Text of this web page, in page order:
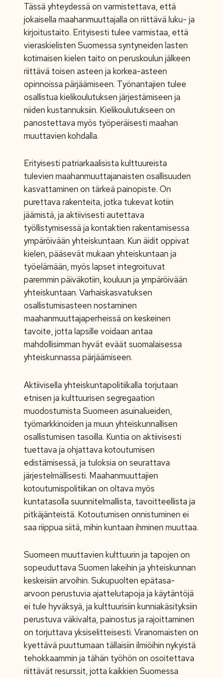
Tässä yhteydessä on varmistettava, että
jokaisella maahanmuuttajalla on riittävä luku- ja
kirjoitustaito. Erityisesti tulee varmistaa, että
vieraskielisten Suomessa syntyneiden lasten
kotimaisen kielen taito on peruskoulun jälkeen
riittävä toisen asteen ja korkea-asteen
opinnoissa pärjäämiseen. Työnantajien tulee
osallistua kielikoulutuksen järjestämiseen ja
niiden kustannuksiin. Kielikoulutukseen on
panostettava myös työperäisesti maahan
muuttavien kohdalla.
Erityisesti patriarkaalisista kulttuureista
tulevien maahanmuuttajanaisten osallisuuden
kasvattaminen on tärkeä painopiste. On
purettava rakenteita, jotka tukevat kotiin
jäämistä, ja aktiivisesti autettava
työllistymisessä ja kontaktien rakentamisessa
ympäröivään yhteiskuntaan. Kun äidit oppivat
kielen, pääsevät mukaan yhteiskuntaan ja
työelämään, myös lapset integroituvat
paremmin päiväkotiin, kouluun ja ympäröivään
yhteiskuntaan. Varhaiskasvatuksen
osallistumisasteen nostaminen
maahanmuuttajaperheissä on keskeinen
tavoite, jotta lapsille voidaan antaa
mahdollisimman hyvät eväät suomalaisessa
yhteiskunnassa pärjäämiseen.
Aktiivisella yhteiskuntapolitiikalla torjutaan
etnisen ja kulttuurisen segregaation
muodostumista Suomeen asuinalueiden,
työmarkkinoiden ja muun yhteiskunnallisen
osallistumisen tasoilla. Kuntia on aktiivisesti
tuettava ja ohjattava kotoutumisen
edistämisessä, ja tuloksia on seurattava
järjestelmällisesti. Maahanmuuttajien
kotoutumispolitiikan on oltava myös
kuntatasolla suunnitelmallista, tavoitteellista ja
pitkäjänteistä. Kotoutumisen onnistuminen ei
saa riippua siitä, mihin kuntaan ihminen muuttaa.
Suomeen muuttavien kulttuurin ja tapojen on
sopeuduttava Suomen lakeihin ja yhteiskunnan
keskeisiin arvoihin. Sukupuolten epätasa-
arvoon perustuvia ajattelutapoja ja käytäntöjä
ei tule hyväksyä, ja kulttuurisiin kunniakäsityksiin
perustuva väkivalta, painostus ja rajoittaminen
on torjuttava yksiselitteisesti. Viranomaisten on
kyettävä puuttumaan tällaisiin ilmiöihin nykyistä
tehokkaammin ja tähän työhön on osoitettava
riittävät resurssit, jotta kaikkien Suomessa